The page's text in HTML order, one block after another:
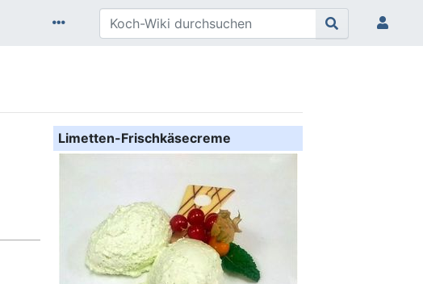
Limetten-Frischkäsecreme